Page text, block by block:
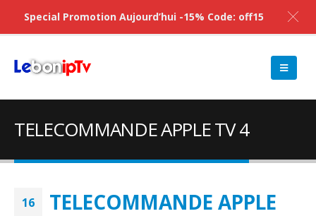
TELECOMMANDE APPLE TV 4
16
TELECOMMANDE APPLE
Special Promotion Aujourd’hui -15% Code: off15